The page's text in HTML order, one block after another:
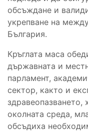
обсъждане и
укрепване на
България.
Кръглата маса
държавната и
парламент,
сектор, както и
здравеопазването,
околната среда,
обсъдиха